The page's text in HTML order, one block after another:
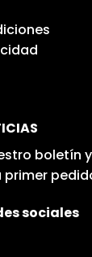
boletín y
primer
sociales